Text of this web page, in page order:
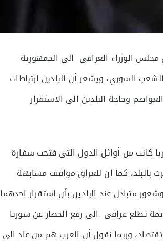
الوزراء العراقي الى الجمهورية
السوري، ويشعر أن للبلدين ارتباطات
وحاجة البلدين الى الاستقرار
كانت من أوائل الدول التي فتحت سفارة
بالبلد، كما ان للعراق مواقف مشابهة
متبادل عند البلدين بأن استقرار احدهما
تطلع عراقي الى رفع الحصار عن سوريا
وربما نقول أن العرب هم من عاد الى